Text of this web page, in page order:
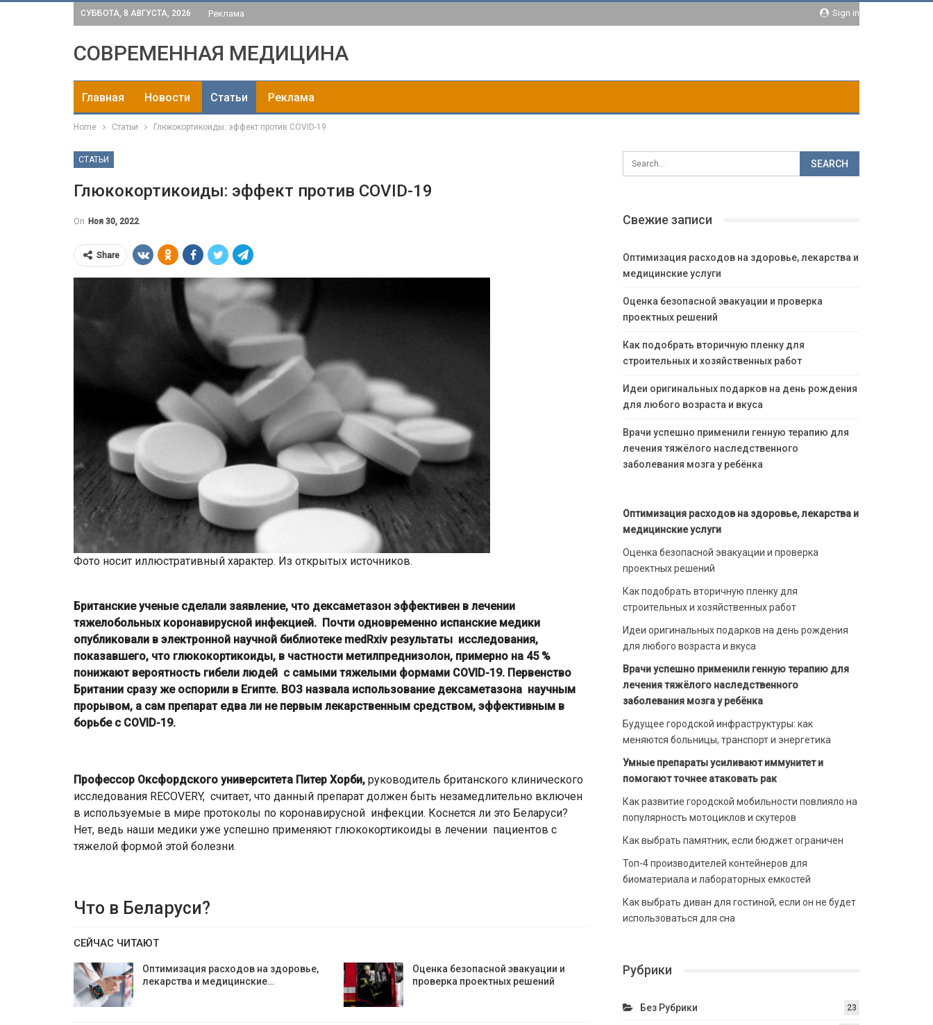
Sign in
СУББОТА, 8 АВГУСТА, 2026 Реклама
СОВРЕМЕННАЯ МЕДИЦИНА
Главная Новости Статьи Реклама
Home Статьи Глюкокортикоиды: эффект против COVID-19
СТАТЬИ
Глюкокортикоиды: эффект против COVID-19
On Ноя 30, 2022
Share
Фото носит иллюстративный характер. Из открытых источников.
Британские ученые сделали заявление, что дексаметазон эффективен в лечении
тяжелобольных коронавирусной инфекцией. Почти одновременно испанские медики
опубликовали в электронной научной библиотеке medRxiv результаты исследования,
показавшего, что глюкокортикоиды, в частности метилпреднизолон, примерно на 45 %
понижают вероятность гибели людей с самыми тяжелыми формами COVID-19. Первенство
Британии сразу же оспорили в Египте. ВОЗ назвала использование дексаметазона научным
прорывом, а сам препарат едва ли не первым лекарственным средством, эффективным в
борьбе с COVID-19.
Профессор Оксфордского университета Питер Хорби, руководитель британского клинического
исследования RECOVERY, считает, что данный препарат должен быть незамедлительно включен
в используемые в мире протоколы по коронавирусной инфекции. Коснется ли это Беларуси?
Нет, ведь наши медики уже успешно применяют глюкокортикоиды в лечении пациентов с
тяжелой формой этой болезни.
Что в Беларуси?
СЕЙЧАС ЧИТАЮТ
Оптимизация расходов на здоровье,
лекарства и медицинские…
Оценка безопасной эвакуации и
проверка проектных решений
Свежие записи
Оптимизация расходов на здоровье, лекарства и
медицинские услуги
Оценка безопасной эвакуации и проверка
проектных решений
Как подобрать вторичную пленку для
строительных и хозяйственных работ
Идеи оригинальных подарков на день рождения
для любого возраста и вкуса
Врачи успешно применили генную терапию для
лечения тяжёлого наследственного
заболевания мозга у ребёнка
Оптимизация расходов на здоровье, лекарства и
медицинские услуги
Оценка безопасной эвакуации и проверка
проектных решений
Как подобрать вторичную пленку для
строительных и хозяйственных работ
Идеи оригинальных подарков на день рождения
для любого возраста и вкуса
Врачи успешно применили генную терапию для
лечения тяжёлого наследственного
заболевания мозга у ребёнка
Будущее городской инфраструктуры: как
меняются больницы, транспорт и энергетика
Умные препараты усиливают иммунитет и
помогают точнее атаковать рак
Как развитие городской мобильности повлияло на
популярность мотоциклов и скутеров
Как выбрать памятник, если бюджет ограничен
Топ-4 производителей контейнеров для
биоматериала и лабораторных емкостей
Как выбрать диван для гостиной, если он не будет
использоваться для сна
Рубрики
Без Рубрики 23